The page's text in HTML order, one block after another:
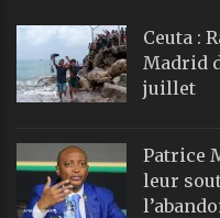
Ceuta :
Madrid
juillet
Patrice
leur